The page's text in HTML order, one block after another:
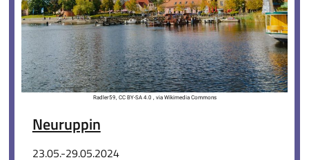
Radler59, CC BY-SA 4.0 , via Wikimedia Commons
Neuruppin
23.05.-29.05.2024